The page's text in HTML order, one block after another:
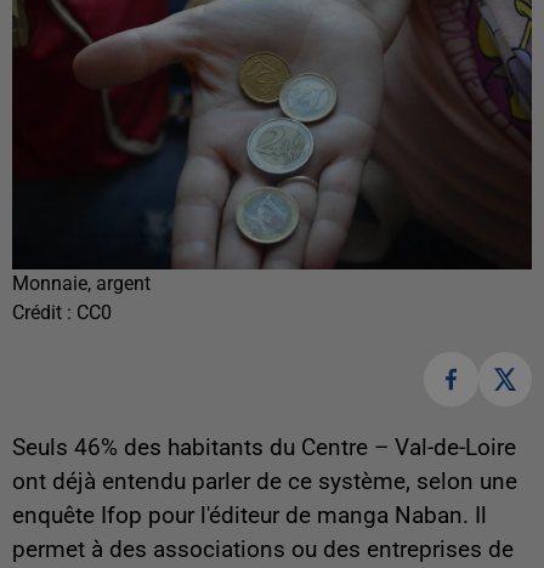
Monnaie, argent
Crédit : CC0
Seuls 46% des habitants du Centre – Val-de-Loire
ont déjà entendu parler de ce système, selon une
enquête Ifop pour l'éditeur de manga Naban. Il
permet à des associations ou des entreprises de